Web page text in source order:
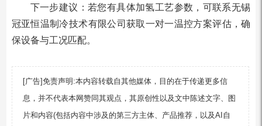
下一步建议：若您有具体加氢工艺参数，可联系无锡
冠亚恒温制冷技术有限公司获取一对一温控方案评估，确
保设备与工况匹配。
[广告]免责声明:本内容转载自其他媒体，目的在于传递更多信
息，并不代表本网赞同其观点，其原创性以及文中陈述文字、图
片和内容(包括内容中涉及的第三方主体、产品推荐，以及AI自